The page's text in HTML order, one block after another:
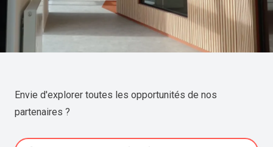
Envie d'explorer toutes les opportunités de nos
partenaires ?